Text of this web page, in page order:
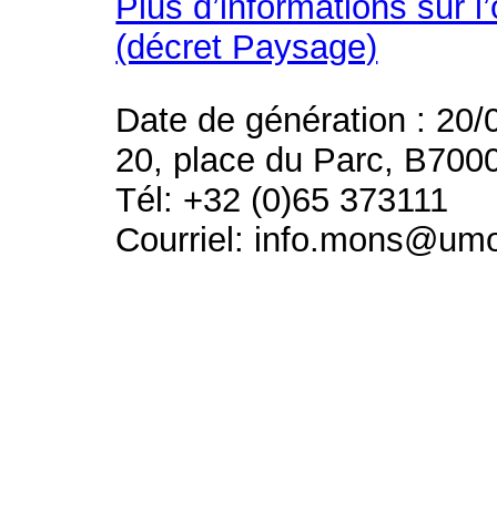
(décret Paysage)
Date de génération : 20/
20, place du Parc,
Tél: +32 (0)65 373111
Courriel: